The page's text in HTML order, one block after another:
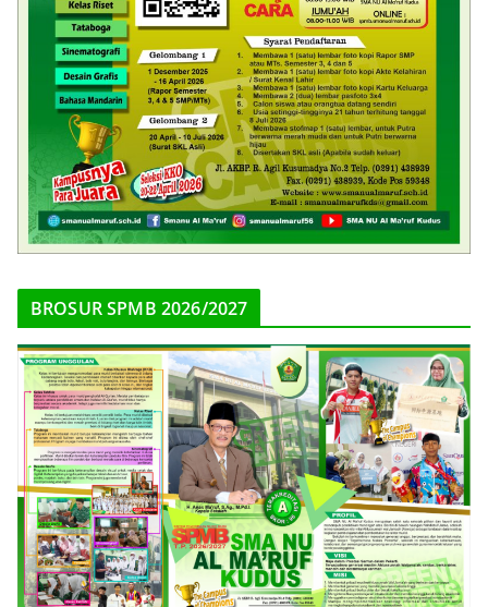
BROSUR SPMB 2026/2027